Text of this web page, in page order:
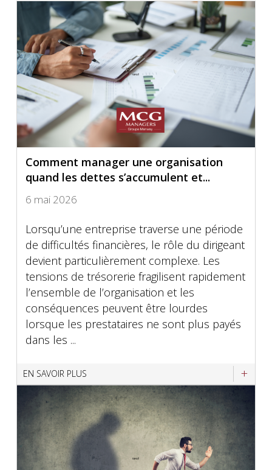
Comment manager une organisation
quand les dettes s’accumulent et...
6 mai 2026
Lorsqu’une entreprise traverse une période
de difficultés financières, le rôle du dirigeant
devient particulièrement complexe. Les
tensions de trésorerie fragilisent rapidement
l’ensemble de l’organisation et les
conséquences peuvent être lourdes
lorsque les prestataires ne sont plus payés
dans les ...
EN SAVOIR PLUS